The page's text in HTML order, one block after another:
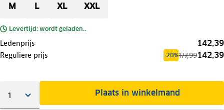
M L XL XXL
Levertijd: wordt geladen..
Ledenprijs 142,39
Reguliere prijs -20%177,99142,39
Plaats in winkelmand